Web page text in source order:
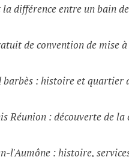
la différence entre un bain
de convention de mise
barbès : histoire et quartier
Réunion : découverte de
l'Aumône : histoire,